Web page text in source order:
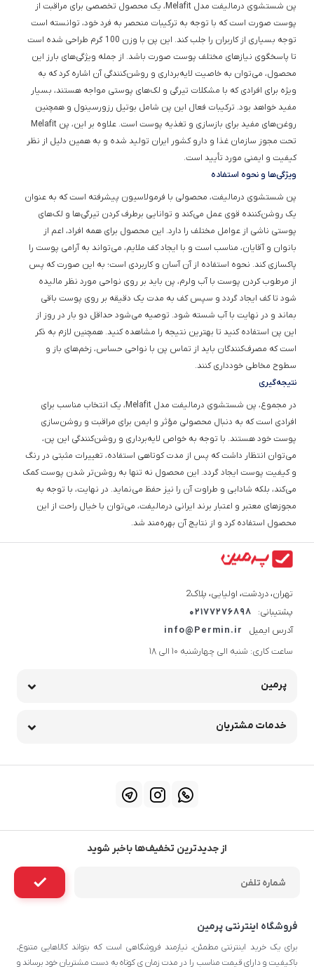
پن شستشوی درمالیفت مدل Melafit، یک محصول تخصصی برای مراقبت از
پوست صورت است که با توجه به ترکیبات منحصر به فرد خود، توانسته است
توجه بسیاری از کاربران را جلب کند. این پن با وزن 100 گرم طراحی شده است
تا پاسخگوی نیازهای مختلف پوست صورت باشد. از جمله ویژگی‌های بارز این
محصول، می‌توان به خاصیت لایه‌برداری و روشن‌کنندگی آن اشاره کرد که به
ویژه برای افرادی که با مشکلات تیرگی و لک‌های پوستی مواجه هستند، بسیار
مفید خواهد بود. ترکیبات فعال این پن شامل بوتیل رزورسینول و همچنین
روغن‌های مفید برای بازسازی و تغذیه پوست است. علاوه بر این، پن Melafit
تحت مجوز سازمان غذا و دارو کشور ایران تولید شده و به همین دلیل از نظر
کیفیت و ایمنی مورد تأیید است.
ویژگی‌ها و نحوه استفاده
پن شستشوی درمالیفت، محصولی با فرمولاسیون پیشرفته است که به عنوان
یک روشن‌کننده قوی عمل می‌کند و توانایی برطرف کردن تیرگی‌ها و لک‌های
پوستی ناشی از عوامل مختلف را دارد. این محصول برای همه افراد، اعم از
بانوان و آقایان، مناسب است و با ایجاد کف ملایم، می‌تواند به آرامی پوست را
پاکسازی کند. نحوه استفاده از آن آسان و کاربردی است؛ به این صورت که پس
از مرطوب کردن پوست با آب ولرم، پن باید بر روی نواحی مورد نظر مالیده
شود تا کف ایجاد گردد و سپس کف به مدت یک دقیقه بر روی پوست باقی
بماند و در نهایت با آب شسته شود. توصیه می‌شود حداقل دو بار در روز از
این پن استفاده کنید تا بهترین نتیجه را مشاهده کنید. همچنین لازم به ذکر
است که مصرف‌کنندگان باید از تماس پن با نواحی حساس، زخم‌های باز و
سطوح مخاطی خودداری کنند.
نتیجه‌گیری
در مجموع، پن شستشوی درمالیفت مدل Melafit، یک انتخاب مناسب برای
افرادی است که به دنبال محصولی مؤثر و ایمن برای مراقبت و روشن‌سازی
پوست خود هستند. با توجه به خواص لایه‌برداری و روشن‌کنندگی این پن،
می‌توان انتظار داشت که پس از مدت کوتاهی استفاده، تغییرات مثبتی در رنگ
و کیفیت پوست ایجاد گردد. این محصول نه تنها به روشن‌تر شدن پوست کمک
می‌کند، بلکه شادابی و طراوت آن را نیز حفظ می‌نماید. در نهایت، با توجه به
مجوزهای معتبر و اعتبار برند ایرانی درمالیفت، می‌توان با خیال راحت از این
محصول استفاده کرد و از نتایج آن بهره‌مند شد.
تهران، دردشت، اولیایی، پلاک2
پشتیبانی:
02177276898
آدرس ایمیل
info@Permin.ir
ساعت کاری: شنبه الی چهارشنبه 10 الی 18
پرمین
خدمات مشتریان
از جدیدترین تخفیف‌ها باخبر شوید
فروشگاه اینترنتی پرمین
برای یک خرید اینترنتی مطمئن، نیازمند فروشگاهی است که بتواند کالاهایی متنوع،
باکیفیت و دارای قیمت مناسب را در مدت زمان ی کوتاه به دست مشتریان خود برساند و